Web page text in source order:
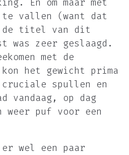
En om maar met
vallen (want dat
de titel van dit
zeer geslaagd.
met de
het gewicht prima
cruciale spullen en
vandaag, op dag
weer puf voor een
wel een paar